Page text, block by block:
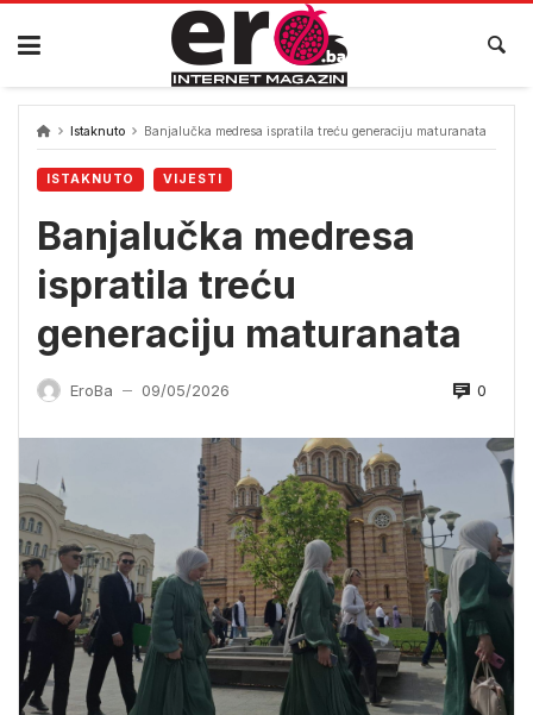
Skip
content
Istaknuto Banjalučka medresa ispratila treću generaciju maturanata
ISTAKNUTO VIJESTI
Banjalučka medresa
ispratila treću
generaciju maturanata
EroBa — 09/05/2026 0